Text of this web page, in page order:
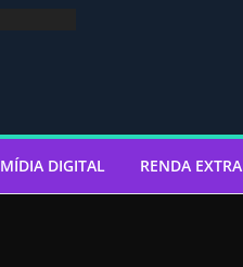
MÍDIA DIGITAL RENDA EXTRA